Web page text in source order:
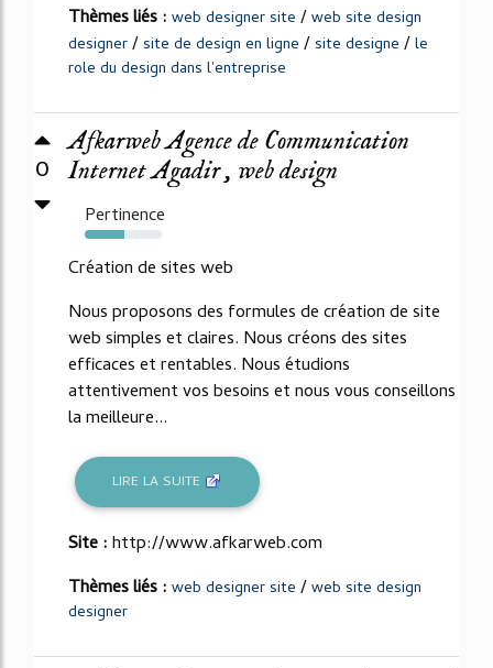
Thèmes liés : web designer site /web site design
designer/site de design en ligne /site designe /le
role du design dans l'entreprise
0
Afkarweb Agence de Communication
Internet Agadir , web design
Pertinence
51%
Création de sites web
Nous proposons des formules de création de site
web simples et claires. Nous créons des sites
efficaces et rentables. Nous étudions
attentivement vos besoins et nous vous conseillons
la meilleure...
LIRE LA SUITE
Site :http://www.afkarweb.com
Thèmes liés : web designer site /web site design
designer